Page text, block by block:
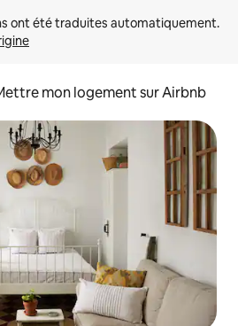
mon logement sur Airbnb